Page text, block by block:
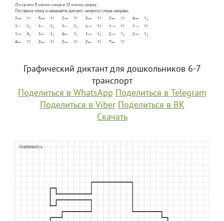
Графический диктант для дошкольников 6-7
транспорт
Поделиться в WhatsApp Поделиться в Telegram
Поделиться в Viber Поделиться в ВК
Скачать